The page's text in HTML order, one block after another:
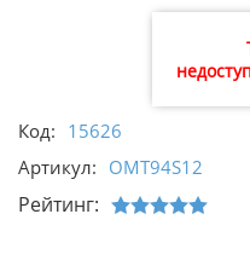
гранными 1/
Код: 15626
Артикул: OMT94S12
Рейтинг: